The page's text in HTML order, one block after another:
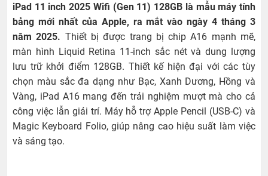
iPad 11 inch 2025 Wifi (Gen 11) 128GB là mẫu máy tính
bảng mới nhất của Apple, ra mắt vào ngày 4 tháng 3
năm 2025. Thiết bị được trang bị chip A16 mạnh mẽ,
màn hình Liquid Retina 11-inch sắc nét và dung lượng
lưu trữ khởi điểm 128GB. Thiết kế hiện đại với các tùy
chọn màu sắc đa dạng như Bạc, Xanh Dương, Hồng và
Vàng, iPad A16 mang đến trải nghiệm mượt mà cho cả
công việc lẫn giải trí. Máy hỗ trợ Apple Pencil (USB-C) và
Magic Keyboard Folio, giúp nâng cao hiệu suất làm việc
và sáng tạo.